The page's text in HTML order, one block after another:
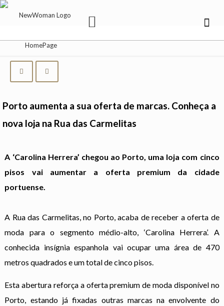
Porto aumenta a sua oferta de marcas. Conheça a
nova loja na Rua das Carmelitas
A ‘Carolina Herrera’ chegou ao Porto, uma loja com cinco
pisos vai aumentar a oferta premium da cidade
portuense.
A Rua das Carmelitas, no Porto, acaba de receber a oferta de
moda para o segmento médio-alto, ‘Carolina Herrera’. A
conhecida insígnia espanhola vai ocupar uma área de 470
metros quadrados e um total de cinco pisos.
Esta abertura reforça a oferta premium de moda disponível no
Porto, estando já fixadas outras marcas na envolvente do